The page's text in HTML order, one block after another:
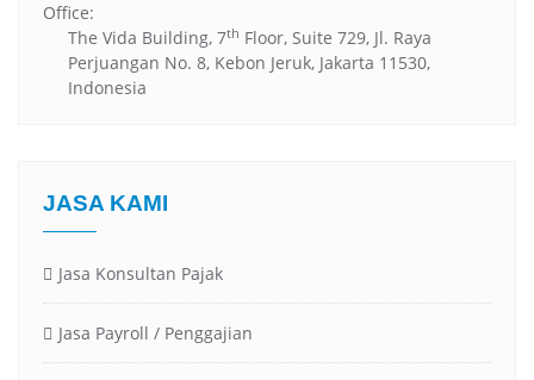
Office:
The Vida Building, 7th Floor, Suite 729, Jl. Raya
Perjuangan No. 8, Kebon Jeruk, Jakarta 11530,
Indonesia
JASA KAMI
Jasa Konsultan Pajak
Jasa Payroll / Penggajian